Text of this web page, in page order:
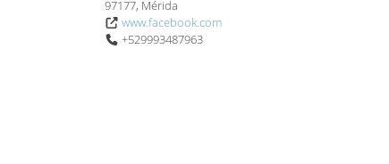
97177, Mérida
www.facebook.com
+529993487963